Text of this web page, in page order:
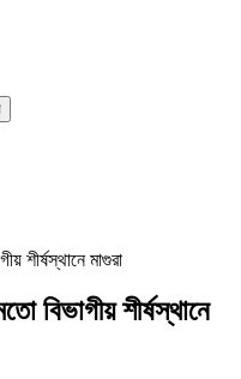
শীর্ষস্থানে মাগুরা
বিভাগীয় শীর্ষস্থানে